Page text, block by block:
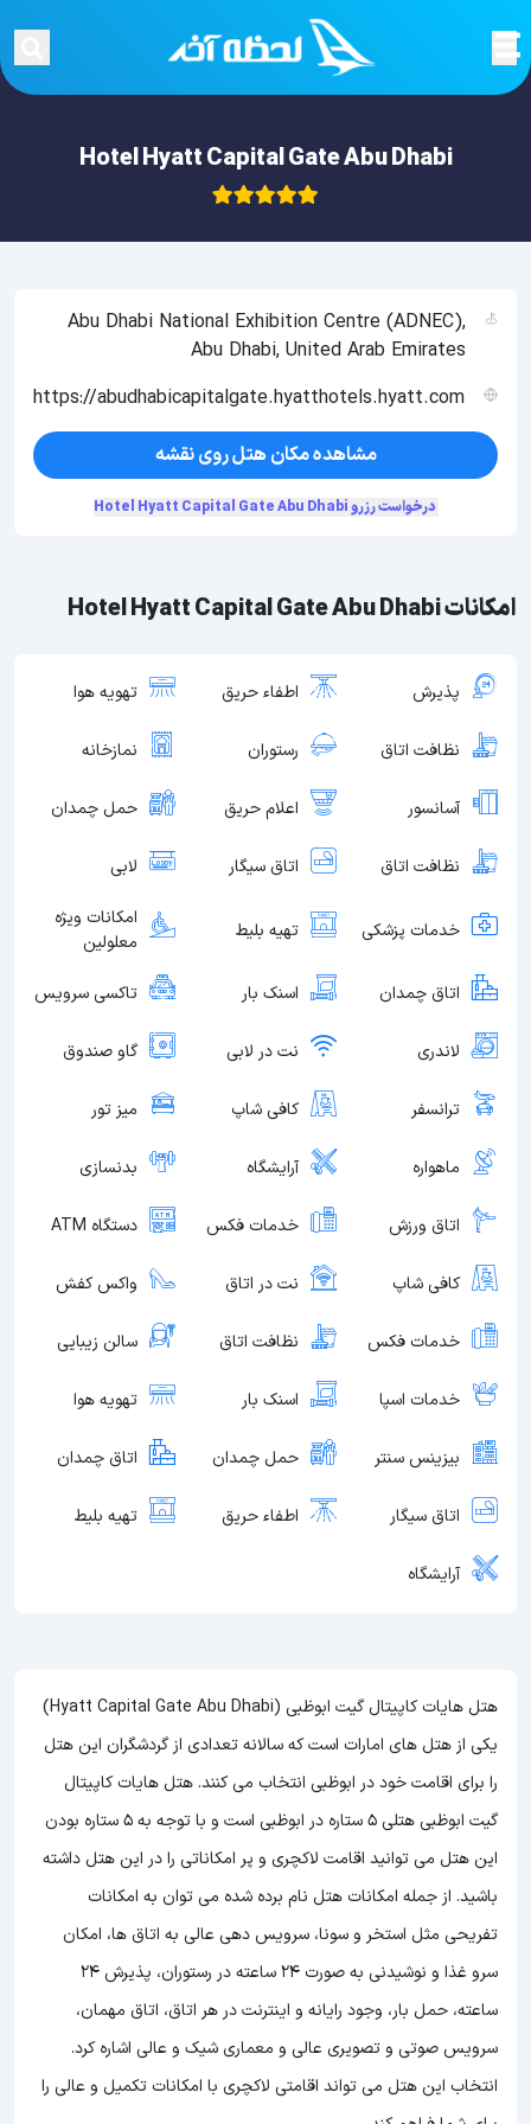
Hotel Hyatt Capital Gate Abu Dhabi
امکانات Hotel Hyatt Capital Gate Abu Dhabi
پذیرش اطفاء حریق تهویه هوا
نظافت اتاق رستوران نمازخانه
آسانسور اعلام حریق حمل چمدان
نظافت اتاق اتاق سیگار لابی
خدمات پزشکی تهیه بلیط
امکانات ویژه
معلولین
اتاق چمدان اسنک بار تاکسی سرویس
لاندری نت در لابی گاو صندوق
ترانسفر کافی شاپ میز تور
ماهواره آرایشگاه بدنسازی
اتاق ورزش خدمات فکس دستگاه ATM
کافی شاپ نت در اتاق واکس کفش
خدمات فکس نظافت اتاق سالن زیبایی
خدمات اسپا اسنک بار تهویه هوا
بیزینس سنتر حمل چمدان اتاق چمدان
اتاق سیگار اطفاء حریق تهیه بلیط
آرایشگاه
هتل هایات کاپیتال گیت ابوظبی (Hyatt Capital Gate Abu Dhabi)
یکی از هتل های امارات است که سالانه تعدادی از گردشگران این هتل
را برای اقامت خود در ابوظبی انتخاب می کنند. هتل هایات کاپیتال
گیت ابوظبی هتلی 5 ستاره در ابوظبی است و با توجه به 5 ستاره بودن
این هتل می توانید اقامت لاکچری و پر امکاناتی را در این هتل داشته
باشید. از جمله امکانات هتل نام برده شده می توان به امکانات
تفریحی مثل استخر و سونا، سرویس دهی عالی به اتاق ها، امکان
سرو غذا و نوشیدنی به صورت 24 ساعته در رستوران، پذیرش 24
ساعته، حمل بار، وجود رایانه و اینترنت در هر اتاق، اتاق مهمان،
سرویس صوتی و تصویری عالی و معماری شیک و عالی اشاره کرد.
انتخاب این هتل می تواند اقامتی لاکچری با امکانات تکمیل و عالی را
Abu Dhabi National Exhibition Centre (ADNEC),
Abu Dhabi, United Arab Emirates
https://abudhabicapitalgate.hyatthotels.hyatt.com
مشاهده مکان هتل روی نقشه
درخواست رزرو Hotel Hyatt Capital Gate Abu Dhabi